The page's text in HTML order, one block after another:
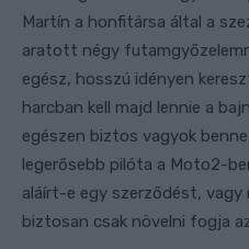
Martín a honfitársa által a
aratott négy
egész, hosszú idényen
harcban kell majd lennie a
egészen biztos vagyok
legerősebb pilóta a Moto2-
aláírt-e egy szerződést, vagy
biztosan csak növelni fogja